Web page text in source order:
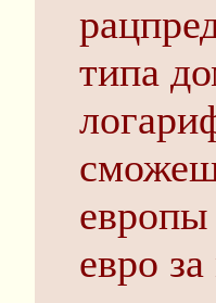
типа
европы
евро